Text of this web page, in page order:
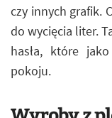
czy innych grafik.
do wycięcia liter.
hasła, które
pokoju.